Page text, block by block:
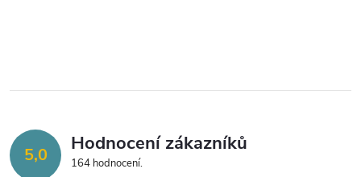
s5,0 Hodnocení zákazníků
164 hodnocení